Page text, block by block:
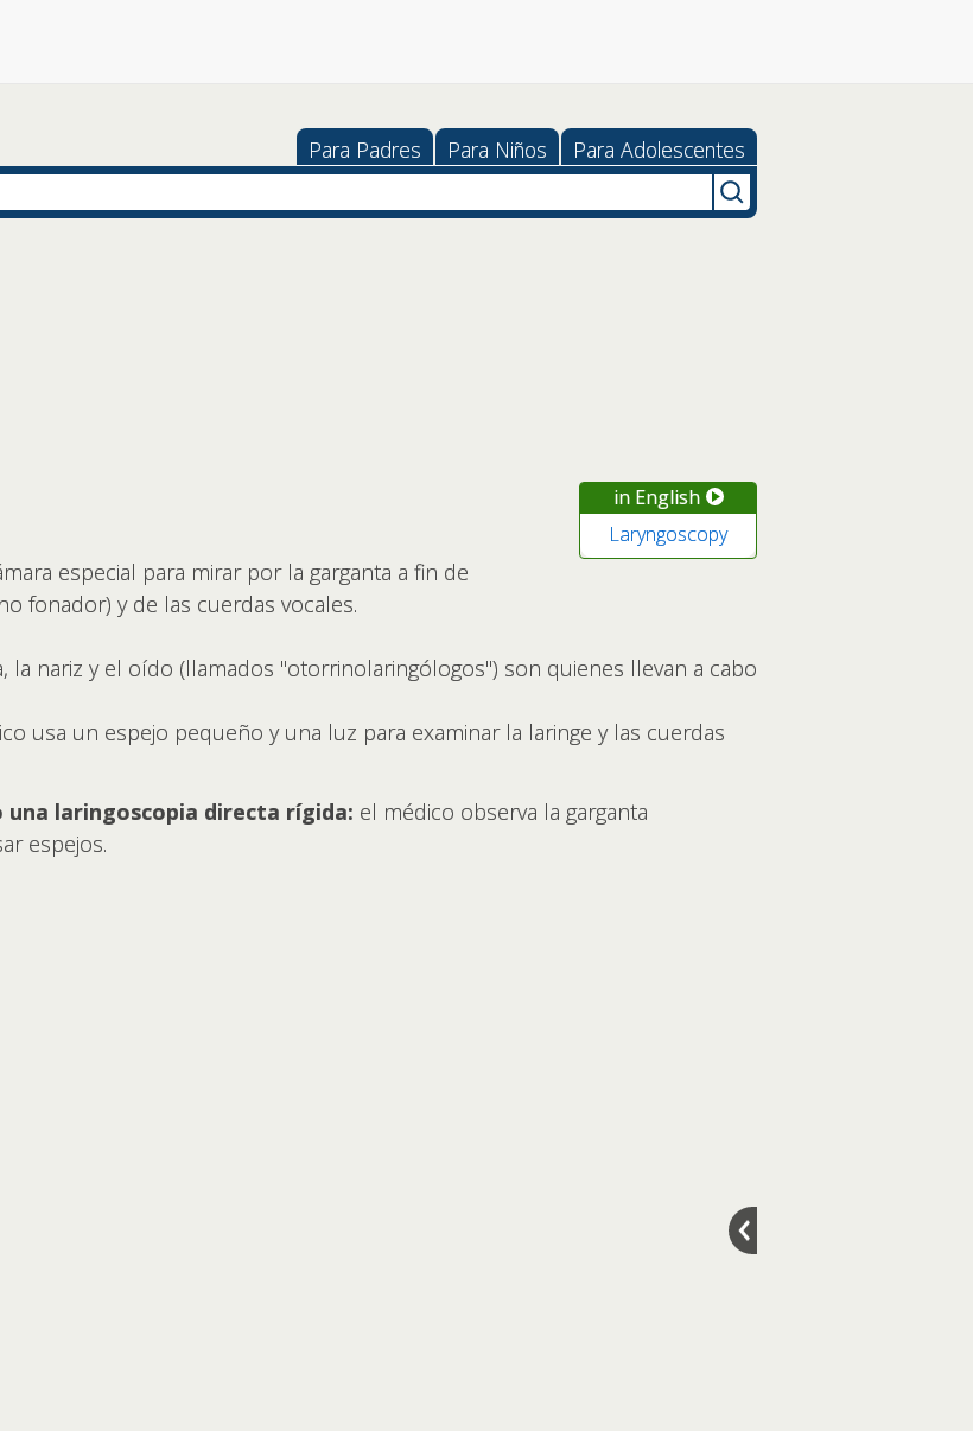
Para Padres Para Niños Para Adolescentes
in English
Laryngoscopy
especial para mirar por la garganta a fin de
fonador) y de las cuerdas vocales.
la nariz y el oído (llamados "otorrinolaringólogos") son quienes llevan a cabo
usa un espejo pequeño y una luz para examinar la laringe y las cuerdas
laringoscopia directa rígida: el médico observa la garganta
espejos.